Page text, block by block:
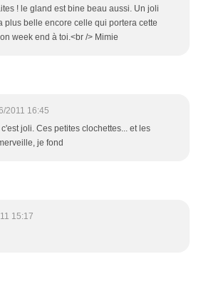
! le gland est bine beau aussi. Un joli
plus belle encore celle qui portera cette
week end à toi.<br /> Mimie
2011 16:45
joli. Ces petites clochettes... et les
je fond
15:17